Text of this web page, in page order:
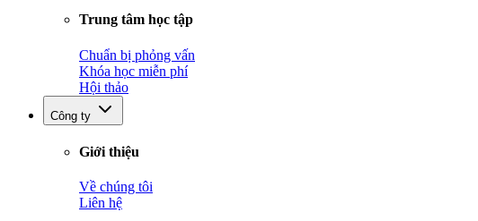
Trung tâm học tập
Chuẩn bị phỏng vấn
Khóa học miễn phí
Hội thảo
Công ty
Giới thiệu
Về chúng tôi
Liên hệ